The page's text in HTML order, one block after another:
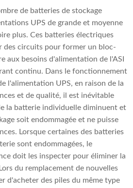
de batteries de stockage
UPS de grande et moyenne
plus. Ces batteries électriques
des circuits pour former un bloc-
aux besoins d'alimentation de l'ASI
continu. Dans le fonctionnement
l'alimentation UPS, en raison de la
et de qualité, il est inévitable
la batterie individuelle diminuent et
soit endommagée et ne puisse
Lorsque certaines des batteries
sont endommagées, le
doit les inspecter pour éliminer la
du remplacement de nouvelles
d'acheter des piles du même type